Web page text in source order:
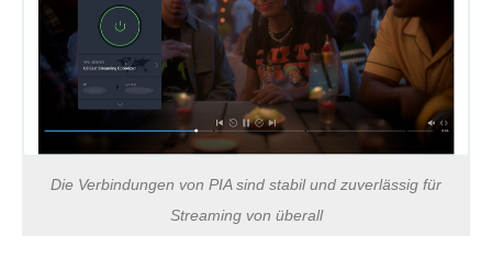
Die Verbindungen von PIA sind stabil und zuverlässig für
Streaming von überall